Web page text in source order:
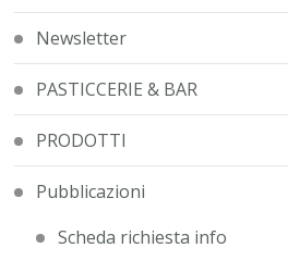
Newsletter
PASTICCERIE & BAR
PRODOTTI
Pubblicazioni
Scheda richiesta info